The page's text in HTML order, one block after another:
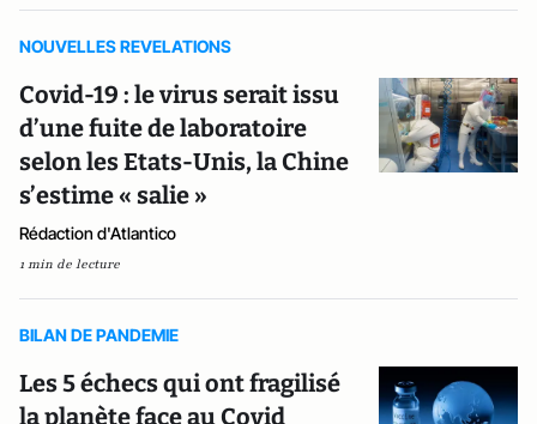
NOUVELLES REVELATIONS
Covid-19 : le virus serait issu
d’une fuite de laboratoire
selon les Etats-Unis, la Chine
s’estime « salie »
Rédaction d'Atlantico
1 min de lecture
BILAN DE PANDEMIE
Les 5 échecs qui ont fragilisé
la planète face au Covid